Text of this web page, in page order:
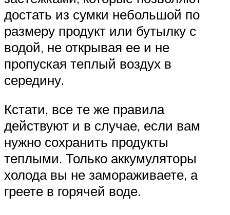
достать из сумки небольшой по
размеру продукт или бутылку с
водой, не открывая ее и не
пропуская теплый воздух в
середину.
Кстати, все те же правила
действуют и в случае, если вам
нужно сохранить продукты
теплыми. Только аккумуляторы
холода вы не замораживаете, а
греете в горячей воде.